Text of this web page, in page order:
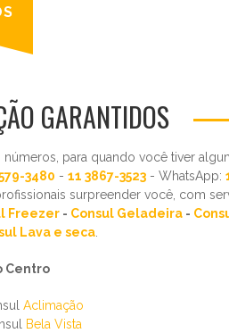
GARANTIDOS
números, para quando você tiver
3480 - 11 3867-3523 - WhatsApp:
surpreender você, com
Freezer- Consul Geladeira-
Lava e seca.
Centro
Aclimação
Bela Vista